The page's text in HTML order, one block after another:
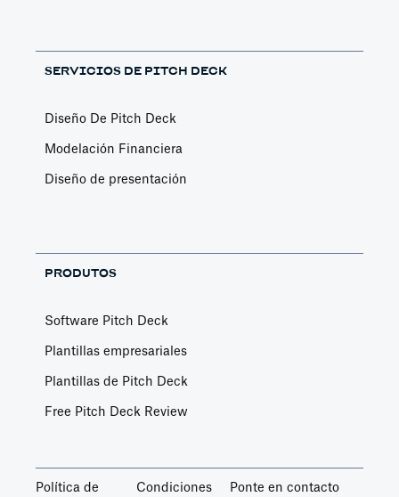
SERVICIOS DE PITCH DECK
Diseño De Pitch Deck
Modelación Financiera
Diseño de presentación
PRODUTOS
Software Pitch Deck
Plantillas empresariales
Plantillas de Pitch Deck
Free Pitch Deck Review
Política de Condiciones Ponte en contacto